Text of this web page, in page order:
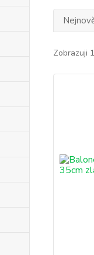
Zobrazuji